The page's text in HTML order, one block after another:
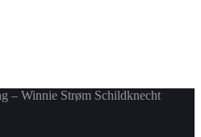
– Winnie Strøm Schildknecht